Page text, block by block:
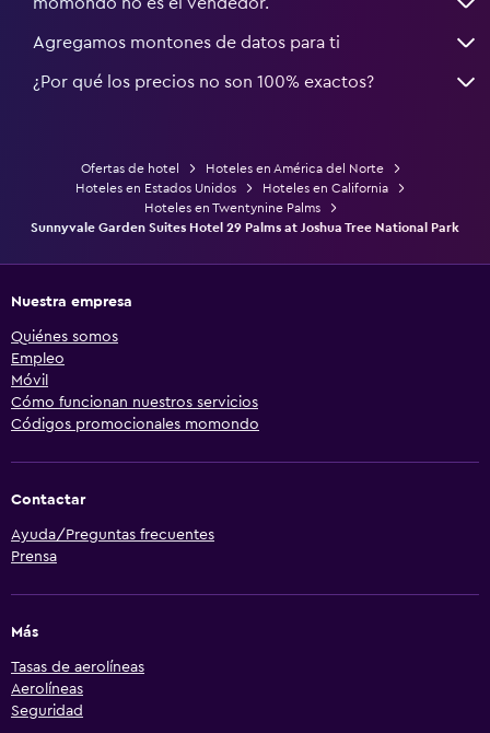
Agregamos montones de datos para ti
¿Por qué los precios no son 100% exactos?
Ofertas de hotel
Hoteles en América del Norte
Hoteles en Estados Unidos
Hoteles en California
Hoteles en Twentynine Palms
Sunnyvale Garden Suites Hotel 29 Palms at Joshua Tree National Park
Nuestra empresa
Quiénes somos
Empleo
Móvil
Cómo funcionan nuestros servicios
Códigos promocionales momondo
Contactar
Ayuda/Preguntas frecuentes
Prensa
Más
Tasas de aerolíneas
Aerolíneas
Seguridad